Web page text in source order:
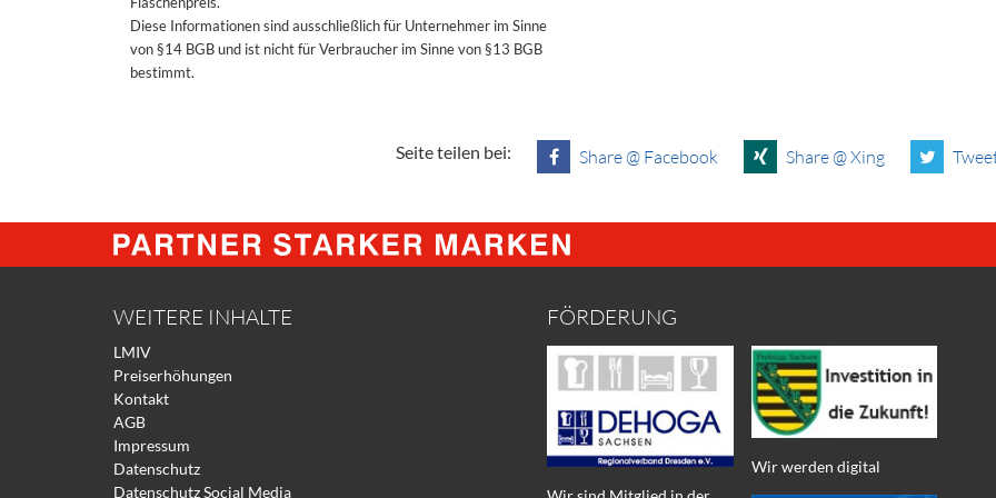
Diese Informationen sind ausschließlich für Unternehmer im Sinne
von §14 BGB und ist nicht für Verbraucher im Sinne von §13 BGB
bestimmt.
Seite teilen bei: Share @ Facebook Share @ Xing
WEITERE INHALTE
LMIV
Preiserhöhungen
Kontakt
AGB
Impressum
Datenschutz
Datenschutz Social Media
FÖRDERUNG
Wir werden digital